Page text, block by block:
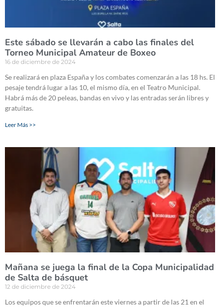
Este sábado se llevarán a cabo las finales del
Torneo Municipal Amateur de Boxeo
16 de diciembre de 2024
Se realizará en plaza España y los combates comenzarán a las 18 hs. El
pesaje tendrá lugar a las 10, el mismo día, en el Teatro Municipal.
Habrá más de 20 peleas, bandas en vivo y las entradas serán libres y
gratuitas.
Leer Más >>
Mañana se juega la final de la Copa Municipalidad
de Salta de básquet
12 de diciembre de 2024
Los equipos que se enfrentarán este viernes a partir de las 21 en el